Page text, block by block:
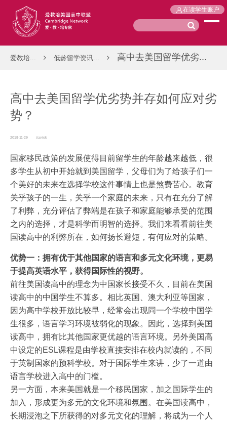
在读学生账户
爱教培... 低龄留学资讯... 高中去美国留学优劣...
高中去美国留学优劣势并存如何应对劣
势？
2018-11-29 jiayiok
国家移民政策的发展使得目前留学生的年龄越来越低，很
多学生从初中开始就到美国留学，父母们为了给孩子们一
个美好的未来在选择学校这件事情上也是煞费苦心。教育
关乎孩子的一生，关乎一个家庭的未来，只有在充分了解
了利弊，充分评估了弊端是在孩子和家庭能够承受的范围
之内的选择，才是科学而明智的选择。我们来看看前往美
国读高中的利弊所在，如何扬长避短，有何应对的策略。
优势一：拥有优于其他国家的语言和多元文化环境，更易
于提高英语水平，获得国际性的视野。
前往美国读高中的理念为中国家长接受不久，目前在美国
读高中的中国学生不算多。相比英国、澳大利亚等国家，
因为高中学校开放比较早，经常会出现同一个学校中国学
生很多，语言学习环境被弱化的现象。因此，选择到美国
读高中，拥有比其他国家更优越的语言环境。另外美国高
中设定的ESL课程是由学校直接安排在校内就读的，不同
于英制国家的预科学校。对于国际学生来讲，少了一道由
语言学校进入高中的门槛。
另一方面，本来美国就是一个移民国家，加之国际学生的
加入，形成更为多元的文化环境和氛围。在美国读高中，
长期浸泡之下所获得的对多元文化的理解，将成为一个人